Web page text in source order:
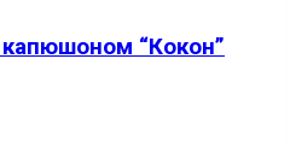
“Кокон”